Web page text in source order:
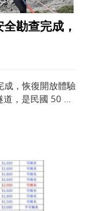
勘查完成，
成，恢復開放體驗
，是民國 50 年
年深耕的經典路
第一